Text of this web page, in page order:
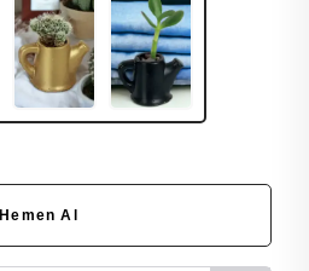
Hemen Al